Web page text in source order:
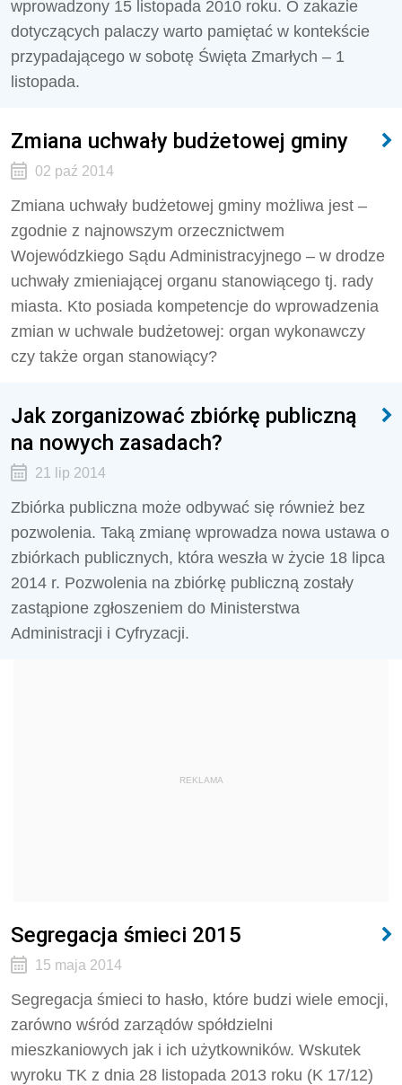
wprowadzony 15 listopada 2010 roku. O zakazie
dotyczących palaczy warto pamiętać w kontekście
przypadającego w sobotę Święta Zmarłych – 1
listopada.
Zmiana uchwały budżetowej gminy
02 paź 2014
Zmiana uchwały budżetowej gminy możliwa jest –
zgodnie z najnowszym orzecznictwem
Wojewódzkiego Sądu Administracyjnego – w drodze
uchwały zmieniającej organu stanowiącego tj. rady
miasta. Kto posiada kompetencje do wprowadzenia
zmian w uchwale budżetowej: organ wykonawczy
czy także organ stanowiący?
Jak zorganizować zbiórkę publiczną
na nowych zasadach?
21 lip 2014
Zbiórka publiczna może odbywać się również bez
pozwolenia. Taką zmianę wprowadza nowa ustawa o
zbiórkach publicznych, która weszła w życie 18 lipca
2014 r. Pozwolenia na zbiórkę publiczną zostały
zastąpione zgłoszeniem do Ministerstwa
Administracji i Cyfryzacji.
REKLAMA
Segregacja śmieci 2015
15 maja 2014
Segregacja śmieci to hasło, które budzi wiele emocji,
zarówno wśród zarządów spółdzielni
mieszkaniowych jak i ich użytkowników. Wskutek
wyroku TK z dnia 28 listopada 2013 roku (K 17/12)